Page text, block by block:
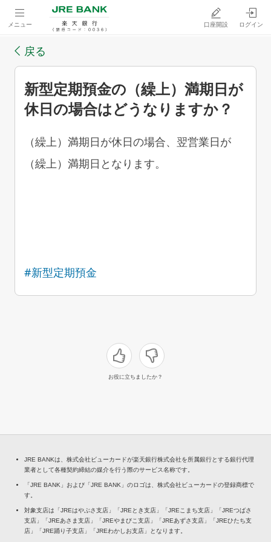
メニュー 口座開設 ログイン
戻る
新型定期預金の（繰上）満期日が
休日の場合はどうなりますか？
（繰上）満期日が休日の場合、翌営業日が
（繰上）満期日となります。
#新型定期預金
お役に立ちましたか？
JRE BANKは、株式会社ビューカードが楽天銀行株式会社を所属銀行とする銀行代理
業者として各種契約締結の媒介を行う際のサービス名称です。
「JRE BANK」および「JRE BANK」のロゴは、株式会社ビューカードの登録商標で
す。
対象支店は「JREはやぶさ支店」「JREとき支店」「JREこまち支店」「JREつばさ
支店」「JREあさま支店」「JREやまびこ支店」「JREあずさ支店」「JREひたち支
店」「JRE踊り子支店」「JREわかしお支店」となります。